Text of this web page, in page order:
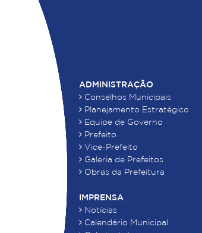
ADMINISTRAÇÃO
Conselhos Municipais
Planejamento Estratégico
Equipe de Governo
Prefeito
Vice-Prefeito
Galeria de Prefeitos
Obras da Prefeitura
IMPRENSA
Notícias
Calendário Municipal